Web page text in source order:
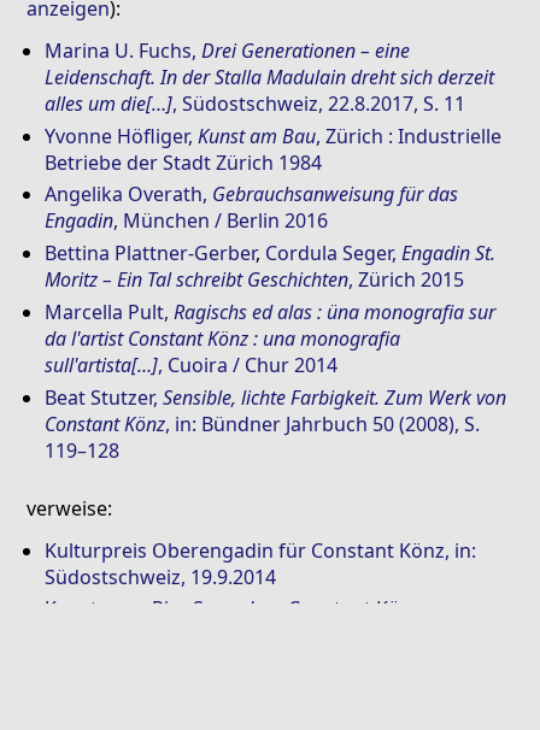
anzeigen):
Marina U. Fuchs,Drei Generationen – eine
Leidenschaft. In der Stalla Madulain dreht sich derzeit
alles um die[…], Südostschweiz, 22.8.2017, S. 11
Yvonne Höfliger,Kunst am Bau, Zürich : Industrielle
Betriebe der Stadt Zürich 1984
Angelika Overath, Gebrauchsanweisung für das
Engadin, München / Berlin 2016
Bettina Plattner-Gerber, Cordula Seger,Engadin St.
Moritz – Ein Tal schreibt Geschichten, Zürich 2015
Marcella Pult,Ragischs ed alas : üna monografia sur
da l'artist Constant Könz : una monografia
sull'artista[…], Cuoira / Chur 2014
Beat Stutzer,Sensible, lichte Farbigkeit. Zum Werk von
Constant Könz, in: Bündner Jahrbuch 50 (2008), S.
119–128
verweise:
Kulturpreis Oberengadin für Constant Könz, in:
Südostschweiz, 19.9.2014
Kunstraum Riss Samedan: Constant Könz